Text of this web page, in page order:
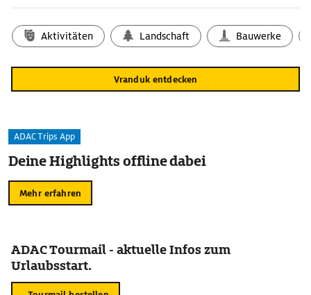
Aktivitäten Landschaft Bauwerke
Vranduk entdecken
ADAC Trips App
Deine Highlights offline dabei
Mehr erfahren
ADAC Tourmail - aktuelle Infos zum
Urlaubsstart.